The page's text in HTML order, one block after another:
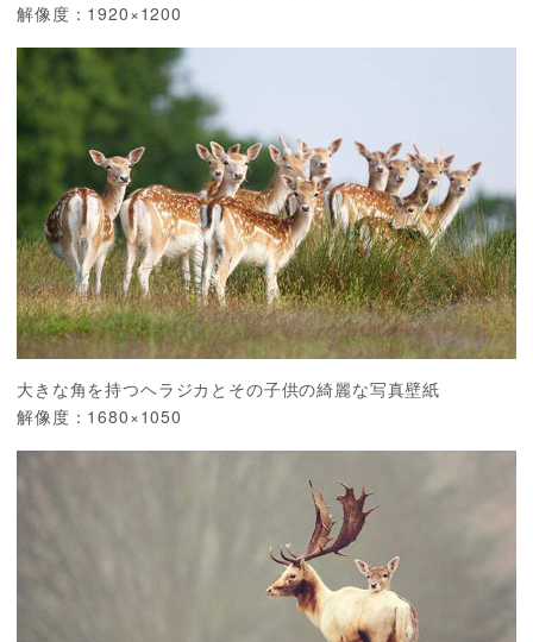
解像度：1920×1200
大きな角を持つヘラジカとその子供の綺麗な写真壁紙
解像度：1680×1050